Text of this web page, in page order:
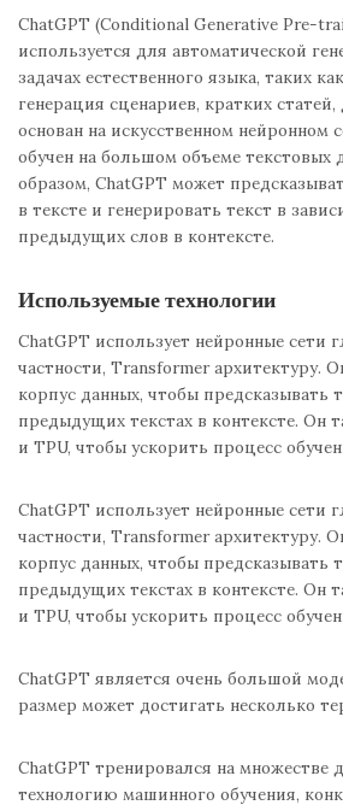
ChatGPT (Conditional Generative Pre-
используется для автоматической
задачах естественного языка, таких
генерация сценариев, кратких
основан на искусственном нейронном
обучен на большом объеме текстовых
образом, ChatGPT может
в тексте и генерировать текст в
предыдущих слов в контексте.
Используемые технологии
ChatGPT использует нейронные сети
частности, Transformer архитектуру.
корпус данных, чтобы предсказывать
предыдущих текстах в контексте. Он
и TPU, чтобы ускорить процесс
ChatGPT использует нейронные сети
частности, Transformer архитектуру.
корпус данных, чтобы предсказывать
предыдущих текстах в контексте. Он
и TPU, чтобы ускорить процесс
ChatGPT является очень большой
размер может достигать несколько
ChatGPT тренировался на множестве
технологию машинного обучения,